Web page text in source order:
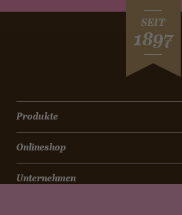
SEIT
1897
Produkte
Onlineshop
Unternehmen